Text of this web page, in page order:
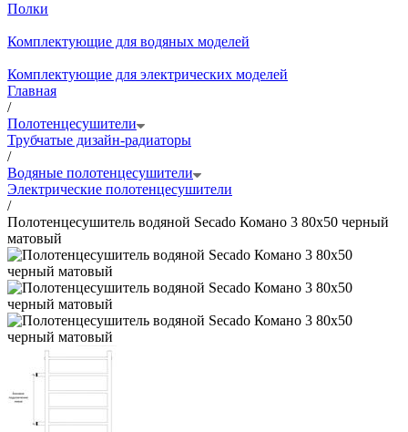
Полки
Комплектующие для водяных моделей
Комплектующие для электрических моделей
Главная
/
Полотенцесушители
Трубчатые дизайн-радиаторы
/
Водяные полотенцесушители
Электрические полотенцесушители
/
Полотенцесушитель водяной Secado Комано 3 80x50 черный
матовый